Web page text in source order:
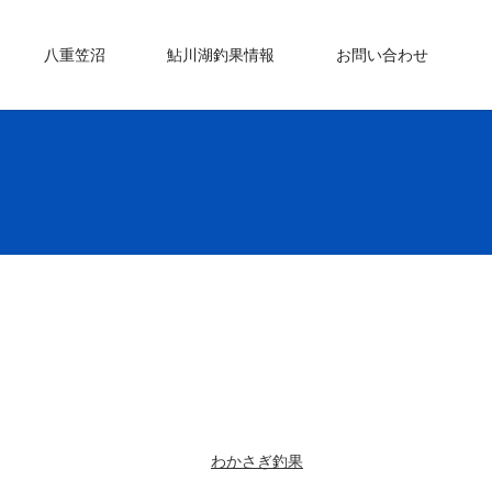
八重笠沼 鮎川湖釣果情報 お問い合わせ
わかさぎ釣果